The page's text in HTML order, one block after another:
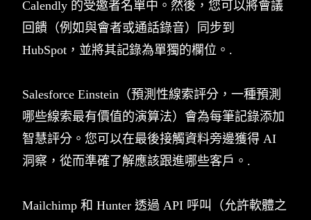
Calendly 的受邀者名單中。然後，您可以將會議
回饋（例如與會者或通話錄音）同步到
HubSpot，並將其記錄為單獨的欄位。.
Salesforce Einstein（預測性線索評分，一種預測
哪些線索最有價值的演算法）會為每筆記錄添加
智慧評分。您可以在最後接觸資料旁邊獲得 AI
洞察，從而準確了解應該跟進哪些客戶。.
Mailchimp 和 Hunter 透過 API 呼叫（允許軟體之